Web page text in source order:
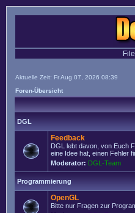
Aktuelle Zeit: Fr Aug 07, 2026 08:39
Foren-Übersicht
DGL
Feedback
DGL lebt davon, von Euch
eine Idee hat, einen Fehler
Moderator: DGL-Team
Programmierung
OpenGL
Bitte nur Fragen zur